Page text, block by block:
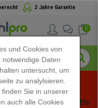
2 Jahre Garantie
0
Exklusive Rabatte
und Cookies von
Daten
untersucht, um
zu analylsieren.
Sie in unserer
auch alle Cookies